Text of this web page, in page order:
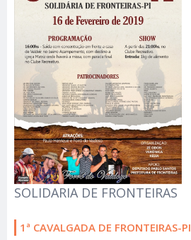
SOLIDARIA DE FRONTEIRAS
1ª CAVALGADA DE FRONTEIRAS-PI